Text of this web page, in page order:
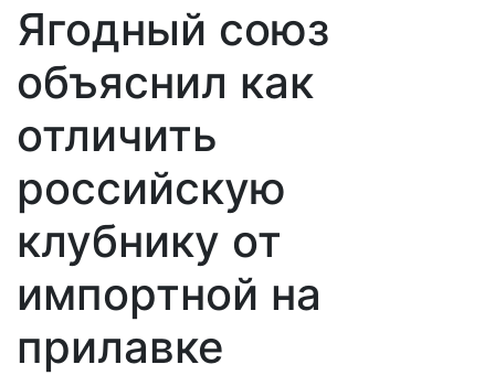
Ягодный союз
объяснил как
отличить
российскую
клубнику от
импортной на
прилавке